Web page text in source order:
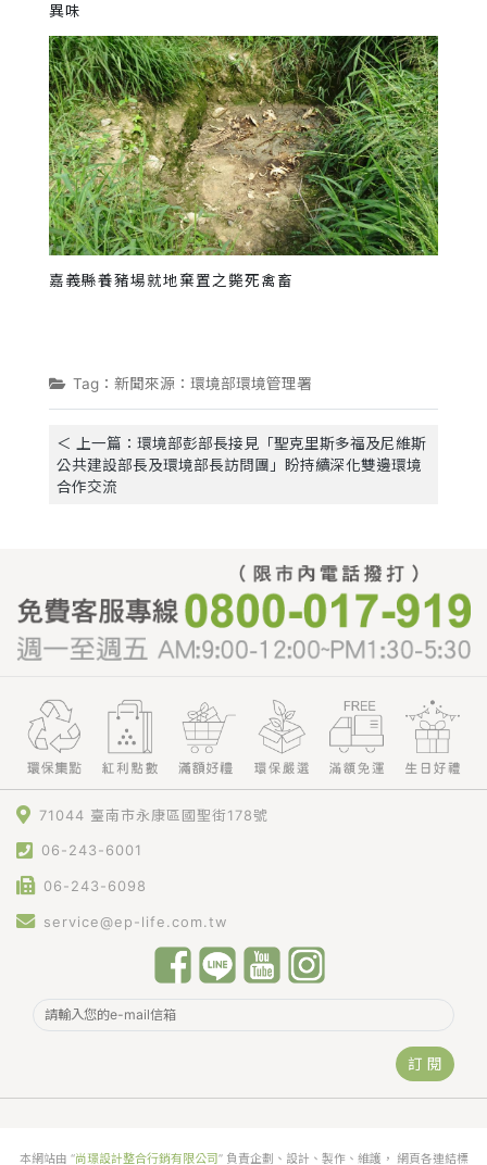
異味
嘉義縣養豬場就地棄置之斃死禽畜
Tag：新聞來源：環境部環境管理署
＜ 上一篇：環境部彭部長接見「聖克里斯多福及尼維斯
公共建設部長及環境部長訪問團」盼持續深化雙邊環境
合作交流
71044 臺南市永康區國聖街178號
06-243-6001
06-243-6098
service@ep-life.com.tw
訂 閱
本網站由 “尚璟設計整合行銷有限公司” 負責企劃、設計、製作、維護， 網頁各連結標